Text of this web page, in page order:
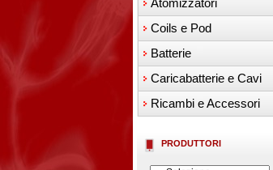
Atomizzatori
Coils e Pod
Batterie
Caricabatterie e Cavi
Ricambi e Accessori
PRODUTTORI